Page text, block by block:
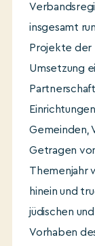
insgesamt
Projekte der
Umsetzung
Gemeinden,
Getragen
Themenjahr
hinein und
jüdischen
Vorhaben